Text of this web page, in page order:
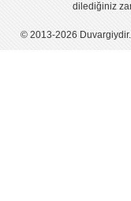
dilediğiniz
© 2013-2026